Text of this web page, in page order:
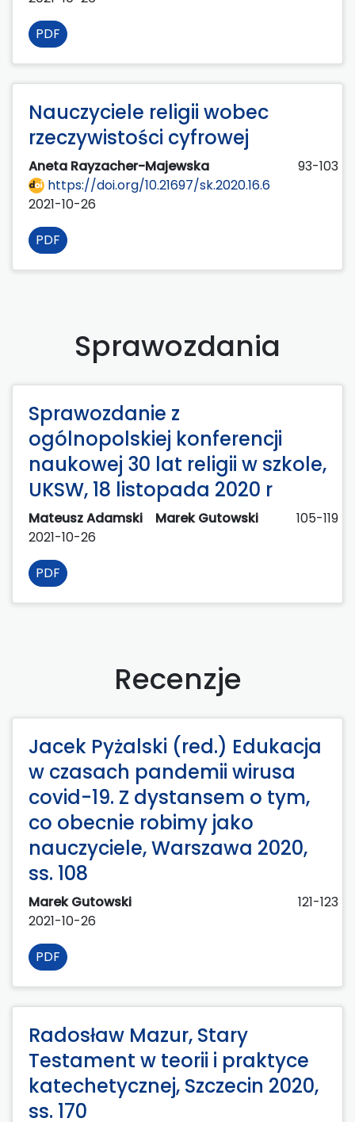
PDF
Nauczyciele religii wobec
rzeczywistości cyfrowej
Aneta Rayzacher-Majewska
93-103
https://doi.org/10.21697/sk.2020.16.6
2021-10-26
PDF
Sprawozdania
Sprawozdanie z
ogólnopolskiej konferencji
naukowej 30 lat religii w szkole,
UKSW, 18 listopada 2020 r
Mateusz Adamski Marek Gutowski
105-119
2021-10-26
PDF
Recenzje
Jacek Pyżalski (red.) Edukacja
w czasach pandemii wirusa
covid-19. Z dystansem o tym,
co obecnie robimy jako
nauczyciele, Warszawa 2020,
ss. 108
Marek Gutowski
121-123
2021-10-26
PDF
Radosław Mazur, Stary
Testament w teorii i praktyce
katechetycznej, Szczecin 2020,
ss. 170